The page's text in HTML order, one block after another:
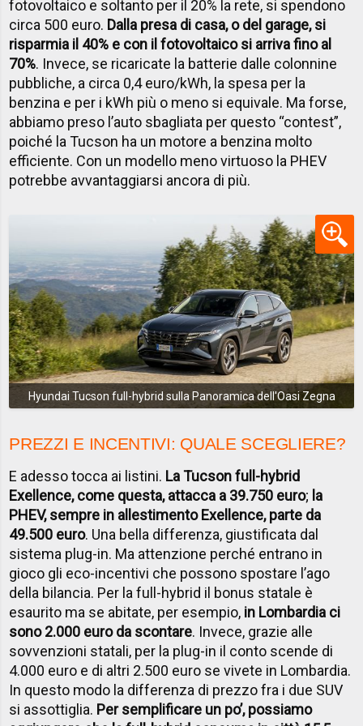
fotovoltaico e soltanto per il 20% la rete, si spendono
circa 500 euro. Dalla presa di casa, o del garage, si
risparmia il 40% e con il fotovoltaico si arriva fino al
70%. Invece, se ricaricate la batterie dalle colonnine
pubbliche, a circa 0,4 euro/kWh, la spesa per la
benzina e per i kWh più o meno si equivale. Ma forse,
abbiamo preso l’auto sbagliata per questo “contest”,
poiché la Tucson ha un motore a benzina molto
efficiente. Con un modello meno virtuoso la PHEV
potrebbe avvantaggiarsi ancora di più.
Hyundai Tucson full-hybrid sulla Panoramica dell'Oasi Zegna
PREZZI E INCENTIVI: QUALE SCEGLIERE?
E adesso tocca ai listini. La Tucson full-hybrid
Exellence, come questa, attacca a 39.750 euro; la
PHEV, sempre in allestimento Exellence, parte da
49.500 euro. Una bella differenza, giustificata dal
sistema plug-in. Ma attenzione perché entrano in
gioco gli eco-incentivi che possono spostare l’ago
della bilancia. Per la full-hybrid il bonus statale è
esaurito ma se abitate, per esempio, in Lombardia ci
sono 2.000 euro da scontare. Invece, grazie alle
sovvenzioni statali, per la plug-in il conto scende di
4.000 euro e di altri 2.500 euro se vivete in Lombardia.
In questo modo la differenza di prezzo fra i due SUV
si assottiglia. Per semplificare un po’, possiamo